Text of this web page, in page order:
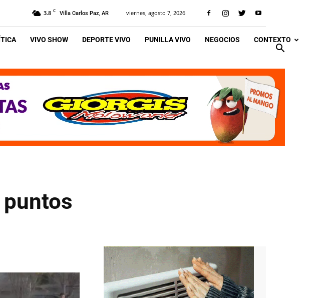
3.8 C Villa Carlos Paz, AR viernes, agosto 7, 2026
VIVO SHOW DEPORTE VIVO PUNILLA VIVO NEGOCIOS CONTEXTO